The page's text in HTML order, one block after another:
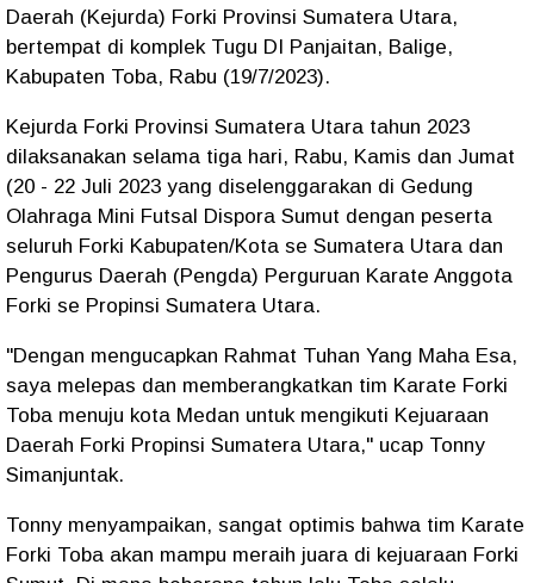
Daerah (Kejurda) Forki Provinsi Sumatera Utara,
bertempat di komplek Tugu DI Panjaitan, Balige,
Kabupaten Toba, Rabu (19/7/2023).
Kejurda Forki Provinsi Sumatera Utara tahun 2023
dilaksanakan selama tiga hari, Rabu, Kamis dan Jumat
(20 - 22 Juli 2023 yang diselenggarakan di Gedung
Olahraga Mini Futsal Dispora Sumut dengan peserta
seluruh Forki Kabupaten/Kota se Sumatera Utara dan
Pengurus Daerah (Pengda) Perguruan Karate Anggota
Forki se Propinsi Sumatera Utara.
"Dengan mengucapkan Rahmat Tuhan Yang Maha Esa,
saya melepas dan memberangkatkan tim Karate Forki
Toba menuju kota Medan untuk mengikuti Kejuaraan
Daerah Forki Propinsi Sumatera Utara," ucap Tonny
Simanjuntak.
Tonny menyampaikan, sangat optimis bahwa tim Karate
Forki Toba akan mampu meraih juara di kejuaraan Forki